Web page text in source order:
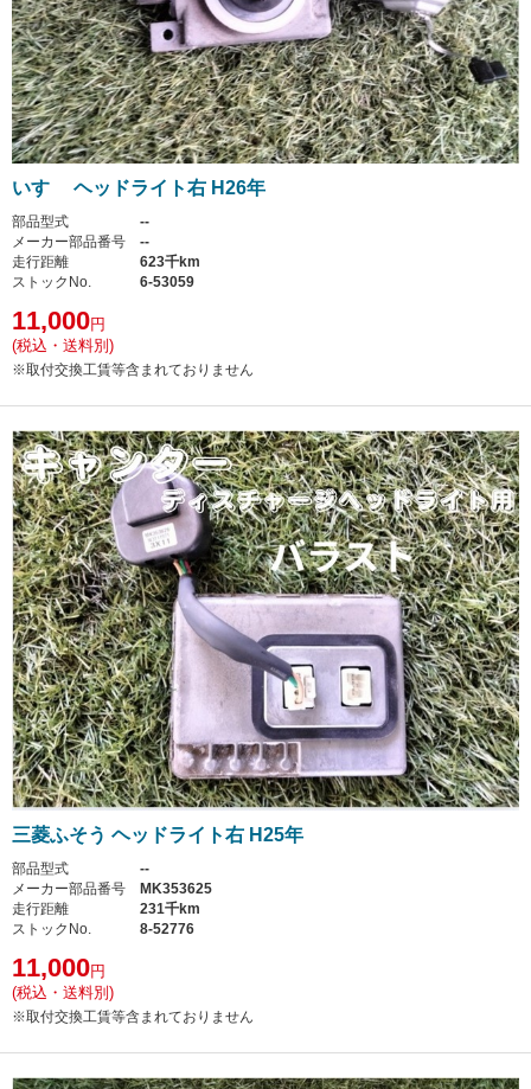
いすゞ ヘッドライト右 H26年
部品型式
--
メーカー部品番号
--
走行距離
623千km
ストックNo.
6-53059
11,000円
(税込・送料別)
※取付交換工賃等含まれておりません
三菱ふそう ヘッドライト右 H25年
部品型式
--
メーカー部品番号
MK353625
走行距離
231千km
ストックNo.
8-52776
11,000円
(税込・送料別)
※取付交換工賃等含まれておりません